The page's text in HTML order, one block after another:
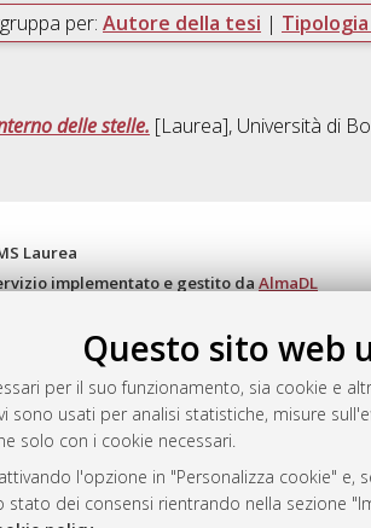
Questo sito web
per il suo funzionamento, sia cookie e
usati per analisi statistiche, misure
solo con i cookie necessari.
l'opzione in "Personalizza cookie"
stato dei consensi rientrando nella sezione
per: Autore della tesi |
delle stelle. [Laurea], Università di
Laurea
implementato e gestito daAlmaDL
sulla privacy
d’uso del sito
di Bologna, 2007-2026.